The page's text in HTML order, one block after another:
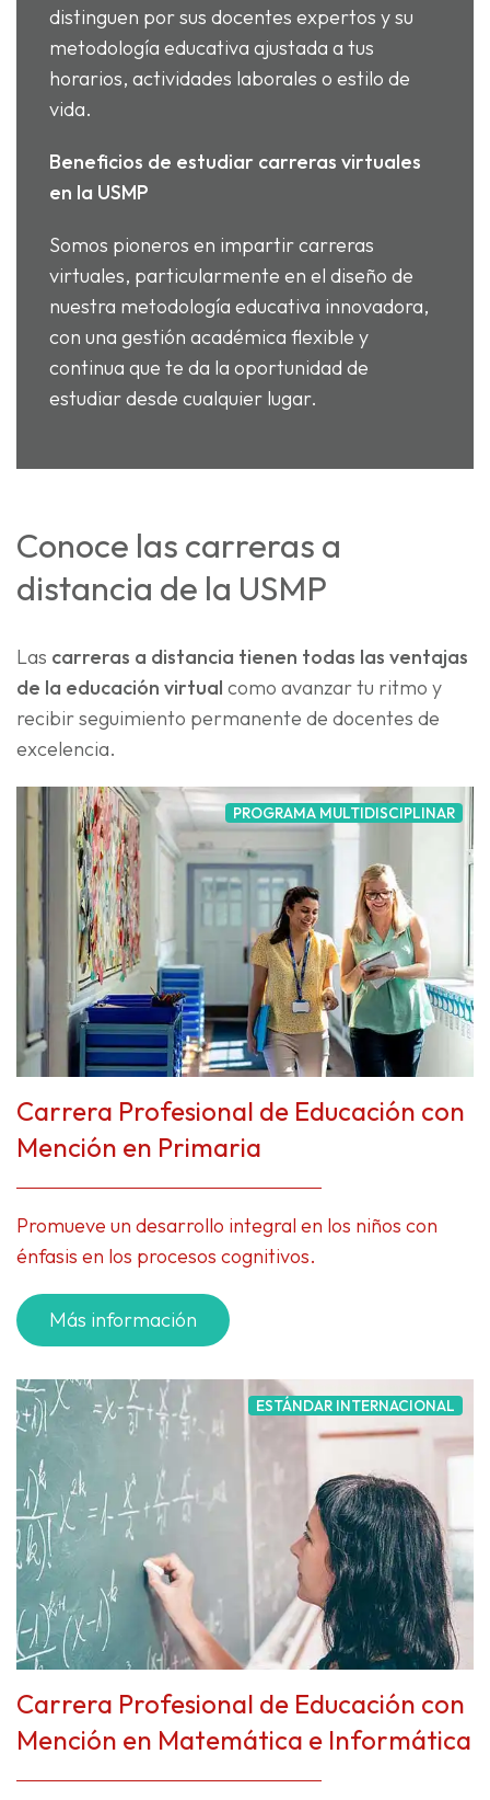
distinguen por sus docentes expertos y su
metodología educativa ajustada a tus
horarios, actividades laborales o estilo de
vida.
Beneficios de estudiar carreras virtuales
en la USMP
Somos pioneros en impartir carreras
virtuales, particularmente en el diseño de
nuestra metodología educativa innovadora,
con una gestión académica flexible y
continua que te da la oportunidad de
estudiar desde cualquier lugar.
Conoce las carreras a
distancia de la USMP
Las carreras a distancia tienen todas las ventajas
de la educación virtual como avanzar tu ritmo y
recibir seguimiento permanente de docentes de
excelencia.
PROGRAMA MULTIDISCIPLINAR
Carrera Profesional de Educación con
Mención en Primaria
Promueve un desarrollo integral en los niños con
énfasis en los procesos cognitivos.
Más información
ESTÁNDAR INTERNACIONAL
Carrera Profesional de Educación con
Mención en Matemática e Informática